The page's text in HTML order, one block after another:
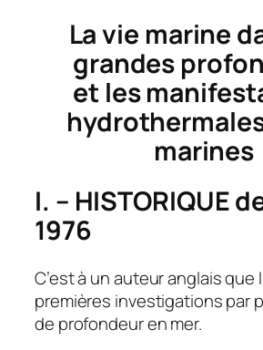
La vie marine
grandes
et les
marines
I. – HISTORIQUE
1976
C’est à un auteur anglais que
premières investigations par
de profondeur en mer.